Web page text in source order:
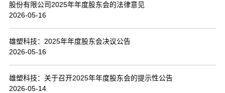
经典案例
联系我们
股份有限公司2025年年度股东会的法律意见
2026-05-16
雄塑科技：2025年年度股东会决议公告
2026-05-16
雄塑科技：关于召开2025年年度股东会的提示性公告
2026-05-14